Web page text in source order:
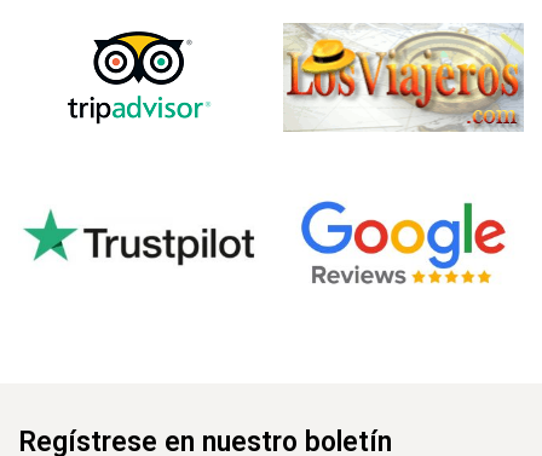
Regístrese en nuestro boletín